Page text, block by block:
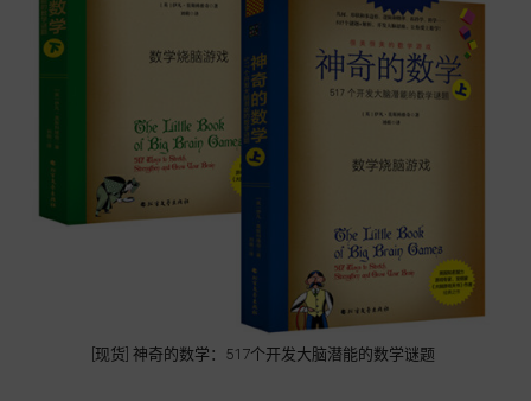
[现货] 神奇的数学：517个开发大脑潜能的数学谜题